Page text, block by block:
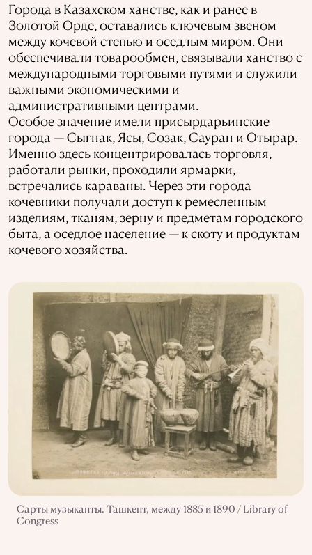
Города в Казахском ханстве, как и ранее в
Золотой Орде, оставались ключевым звеном
между кочевой степью и оседлым миром. Они
обеспечивали товарообмен, связывали ханство с
международными торговыми путями и служили
важными экономическими и
административными центрами.
Особое значение имели присырдарьинские
города — Сыгнак, Ясы, Созак, Сауран и Отырар.
Именно здесь концентрировалась торговля,
работали рынки, проходили ярмарки,
встречались караваны. Через эти города
кочевники получали доступ к ремесленным
изделиям, тканям, зерну и предметам городского
быта, а оседлое население — к скоту и продуктам
кочевого хозяйства.
Сарты музыканты. Ташкент, между 1885 и 1890 / Library of
Congress